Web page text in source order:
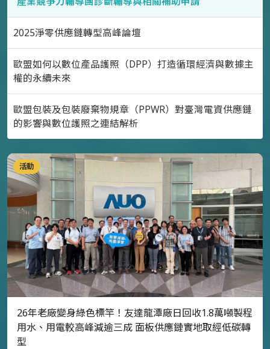
2025淨零供應鏈轉型高峰論壇
歐盟如何以數位產品護照（DPP）打造循環經濟與數據主
權的永續未來
歐盟包裝及包裝廢棄物規章（PPWR）對臺灣電資供應鏈
的影響與數位護照之連結解析
活動
26年老廠變身綠色標竿！友達龍潭廠日回收1.8萬噸製程
用水、用電較高峰減逾三成 面板供應鏈實地取經低碳轉
型